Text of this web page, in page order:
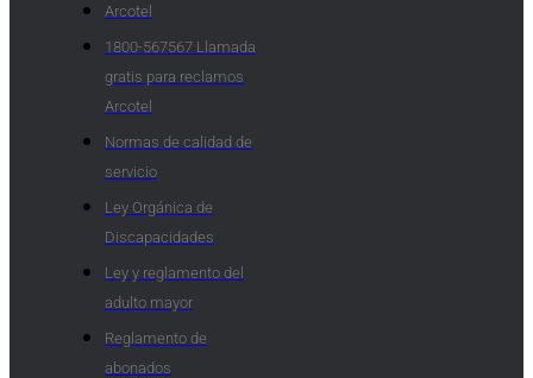
Arcotel
1800-567567 Llamada
gratis para reclamos
Arcotel
Normas de calidad de
servicio
Ley Orgánica de
Discapacidades
Ley y reglamento del
adulto mayor
Reglamento de
abonados